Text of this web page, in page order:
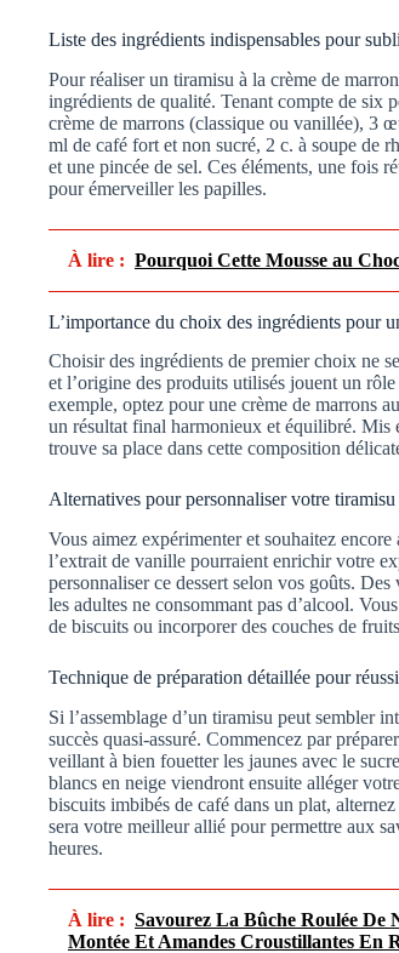
Liste des ingrédients indispensables pour
Pour réaliser un tiramisu à la crème de
ingrédients de qualité. Tenant compte de six
crème de marrons (classique ou vanillée), 3
ml de café fort et non sucré, 2 c. à soupe de
et une pincée de sel. Ces éléments, une fois
pour émerveiller les papilles.
À lire : Pourquoi Cette Mousse au
L’importance du choix des ingrédients pour
Choisir des ingrédients de premier choix ne
et l’origine des produits utilisés jouent un
exemple, optez pour une crème de marrons
un résultat final harmonieux et équilibré. Mis
trouve sa place dans cette composition
Alternatives pour personnaliser votre
Vous aimez expérimenter et souhaitez
l’extrait de vanille pourraient enrichir votre
personnaliser ce dessert selon vos goûts.
les adultes ne consommant pas d’alcool.
de biscuits ou incorporer des couches de
Technique de préparation détaillée pour
Si l’assemblage d’un tiramisu peut sembler
succès quasi-assuré. Commencez par
veillant à bien fouetter les jaunes avec le
blancs en neige viendront ensuite alléger
biscuits imbibés de café dans un plat,
sera votre meilleur allié pour permettre aux
heures.
À lire : Savourez La Bûche Roulée De
Montée Et Amandes Croustillantes En